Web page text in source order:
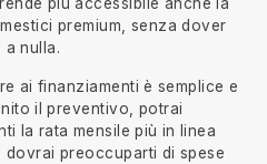
premium, senza dover
a nulla.
ai finanziamenti è semplice e
il preventivo, potrai
la rata mensile più in linea
preoccuparti di spese